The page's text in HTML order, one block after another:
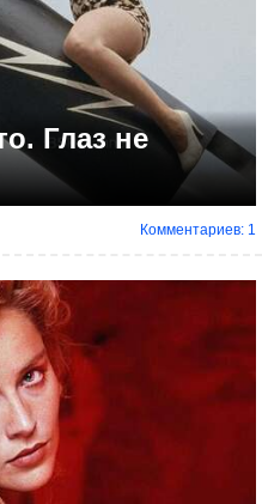
Глаз не
Комментариев: 1